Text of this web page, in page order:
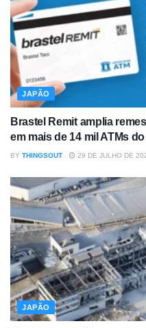
JAPÃO
Brastel Remit amplia
em mais de 14 mil ATMs
BY THINGSOUT 29 DE JULHO DE
JAPÃO